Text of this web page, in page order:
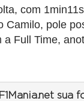
com
Camilo, pole
a Full Time,
sua